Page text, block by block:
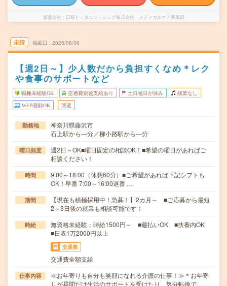
派遣会社 日研トータルソーシング株式会社 メディカルケア事業部
未読 掲載日 2026/08/06
【週2日～】少人数だから負担すくなめ＊レク
や食事のサポートなど
職種未経験OK 交通費別途支給あり 土日祝日が休み 残業なし
WEB登録OK 派遣
勤務地
神奈川県藤沢市
石上駅から---分／柳小路駅から---分
曜日頻度
週2日～OK■曜日固定の相談OK！■希望の曜日があればご
相談ください！
時間
9:00～18:00（休憩60分）■ご希望があれば下記シフトも
OK！早番 7:00～16:00遅番 …
期間
【現在も積極採用中！急募！】2カ月～ ■ご応募から最短
2～3日後の就業も相談可能です！
時給
無資格未経験：時給1500円～ ■週払いOK ■扶養内OK
■日収1万2000円以上
交通費
交通費全額支給
仕事内容
≪お年寄りも自分も笑顔になれる介護の仕事！≫＊お年寄
りが昼間だけ生活のサポートを受けたり、気分転換で…